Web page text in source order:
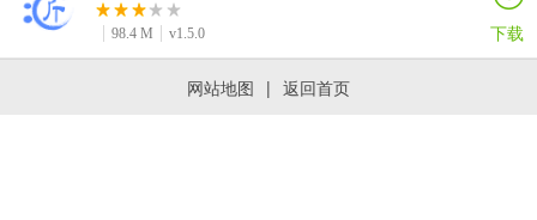
98.4 M v1.5.0 下载
网站地图 | 返回首页